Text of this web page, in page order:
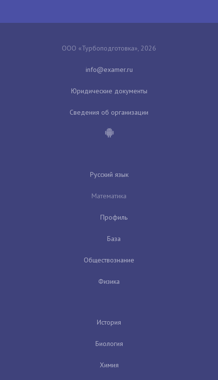
ООО «Турбоподготовка», 2026
Юридические документы
Сведения об организации
Русский язык
Математика
Профиль
База
Обществознание
Физика
История
Биология
Химия